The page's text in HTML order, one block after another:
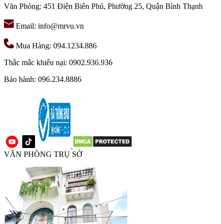
Văn Phòng: 451 Điện Biên Phủ, Phường 25, Quận Bình Thạnh
Email: info@mrvu.vn
Mua Hàng: 094.1234.886
Thắc mắc khiếu nại: 0902.936.936
Bảo hành: 096.234.8886
VĂN PHÒNG TRỤ SỞ